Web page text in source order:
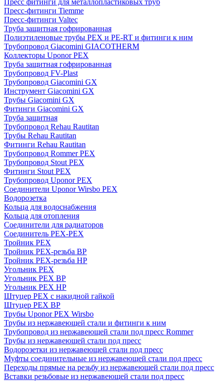
Пресс-фитинги Tiemme
Пресс-фитинги Valtec
Труба защитная гофрированная
Полиэтиленовые трубы PEX и PE-RT и фитинги к ним
Трубопровод Giacomini GIACOTHERM
Коллекторы Uponor PEX
Труба защитная гофрированная
Трубопровод FV-Plast
Трубопровод Giacomini GX
Инструмент Giacomini GX
Трубы Giacomini GX
Фитинги Giacomini GX
Труба защитная
Трубопровод Rehau Rautitan
Трубы Rehau Rautitan
Фитинги Rehau Rautitan
Трубопровод Rommer PEX
Трубопровод Stout PEX
Фитинги Stout PEX
Трубопровод Uponor PEX
Соединители Uponor Wirsbo PEX
Водорозетка
Кольца для водоснабжения
Кольца для отопления
Соединители для радиаторов
Соединитель PEX-PEX
Тройник PEX
Тройник PEX-резьба ВР
Тройник PEX-резьба НР
Угольник PEX
Угольник PEX ВР
Угольник PEX НР
Штуцер PEX c накидной гайкой
Штуцер PEX ВР
Трубы Uponor PEX Wirsbo
Трубы из нержавеющей стали и фитинги к ним
Трубопровод из нержавеющей стали под пресс Rommer
Трубы из нержавеющей стали под пресс
Водорозетки из нержавеющей стали под пресс
Муфты соединительные из нержавеющей стали под пресс
Переходы прямые на резьбу из нержавеющей стали под пресс
Вставки резьбовые из нержавеющей стали под пресс